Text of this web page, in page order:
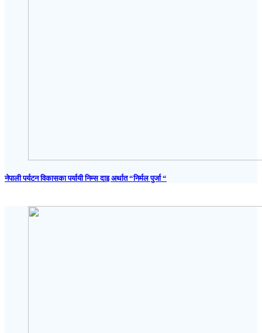
नेपाली पर्यटन विकासका पर्यायी निम्स दाइ अर्थात “निर्मल पुर्जा “